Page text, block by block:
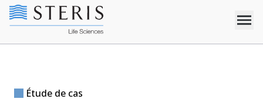
Étude de cas